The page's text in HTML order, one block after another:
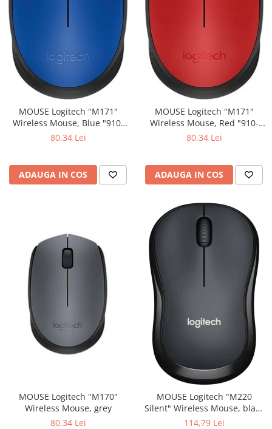
MOUSE Logitech "M171"
Wireless Mouse, Blue "910-
80,34 Lei
ADAUGA IN COS
MOUSE Logitech "M171"
Wireless Mouse, Red "910-
80,34 Lei
ADAUGA IN COS
MOUSE Logitech "M170"
Wireless Mouse, grey
80,34 Lei
MOUSE Logitech "M220
Silent" Wireless Mouse, black
"910-004878" (include timbru114,79 Lei